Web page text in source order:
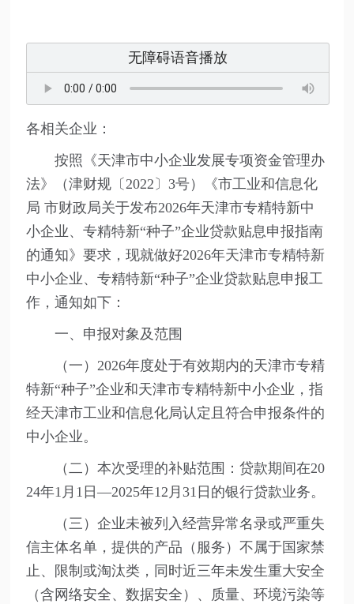
无障碍语音播放
各相关企业：
按照《天津市中小企业发展专项资金管理办
法》（津财规〔2022〕3号）《市工业和信息化
局 市财政局关于发布2026年天津市专精特新中
小企业、专精特新“种子”企业贷款贴息申报指南
的通知》要求，现就做好2026年天津市专精特新
中小企业、专精特新“种子”企业贷款贴息申报工
作，通知如下：
一、申报对象及范围
（一）2026年度处于有效期内的天津市专精
特新“种子”企业和天津市专精特新中小企业，指
经天津市工业和信息化局认定且符合申报条件的
中小企业。
（二）本次受理的补贴范围：贷款期间在20
24年1月1日—2025年12月31日的银行贷款业务。
（三）企业未被列入经营异常名录或严重失
信主体名单，提供的产品（服务）不属于国家禁
止、限制或淘汰类，同时近三年未发生重大安全
（含网络安全、数据安全）、质量、环境污染等